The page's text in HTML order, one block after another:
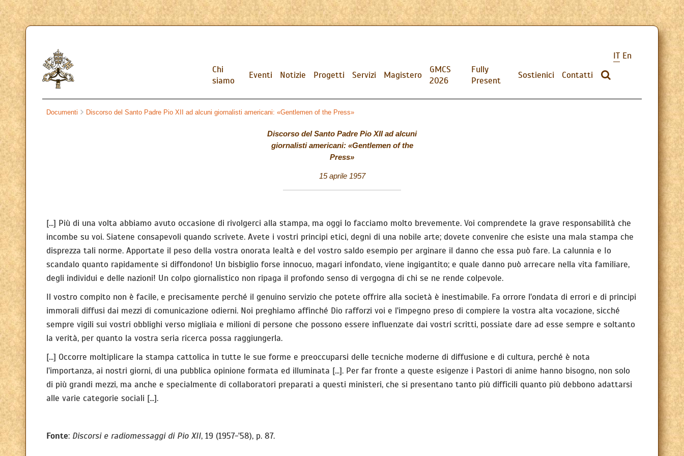
IT En
Chi
siamo
Eventi Notizie Progetti Servizi Magistero
GMCS
2026
Fully
Present
Sostienici Contatti
Documenti Discorso del Santo Padre Pio XII ad alcuni giornalisti americani: «Gentlemen of the Press»
Discorso del Santo Padre Pio XII ad alcuni
giornalisti americani: «Gentlemen of the
Press»
15 aprile 1957
[...] Più di una volta abbiamo avuto occasione di rivolgerci alla stampa, ma oggi lo facciamo molto brevemente. Voi comprendete la grave responsabilità che
incombe su voi. Siatene consapevoli quando scrivete. Avete i vostri principi etici, degni di una nobile arte; dovete convenire che esiste una mala stampa che
disprezza tali norme. Apportate il peso della vostra onorata lealtà e del vostro saldo esempio per arginare il danno che essa può fare. La calunnia e Io
scandalo quanto rapidamente si diffondono! Un bisbiglio forse innocuo, magari infondato, viene ingigantito; e quale danno può arrecare nella vita familiare,
degli individui e delle nazioni! Un colpo giornalistico non ripaga il profondo senso di vergogna di chi se ne rende colpevole.
Il vostro compito non è facile, e precisamente perché il genuino servizio che potete offrire alla società è inestimabile. Fa orrore l'ondata di errori e di principi
immorali diffusi dai mezzi di comunicazione odierni. Noi preghiamo affinché Dio rafforzi voi e l'impegno preso di compiere la vostra alta vocazione, sicché
sempre vigili sui vostri obblighi verso migliaia e milioni di persone che possono essere influenzate dai vostri scritti, possiate dare ad esse sempre e soltanto
la verità, per quanto la vostra seria ricerca possa raggiungerla.
[...] Occorre moltiplicare la stampa cattolica in tutte le sue forme e preoccuparsi delle tecniche moderne di diffusione e di cultura, perché è nota
l'importanza, ai nostri giorni, di una pubblica opinione formata ed illuminata [...]. Per far fronte a queste esigenze i Pastori di anime hanno bisogno, non solo
di più grandi mezzi, ma anche e specialmente di collaboratori preparati a questi ministeri, che si presentano tanto più difficili quanto più debbono adattarsi
alle varie categorie sociali [...].
Fonte: Discorsi e radiomessaggi di Pio XII, 19 (1957-'58), p. 87.